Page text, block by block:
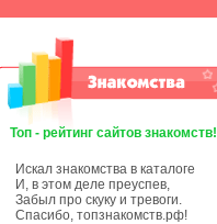
Топ - рейтинг сайтов знакомств!
Искал знакомства в каталоге
И, в этом деле преуспев,
Забыл про скуку и тревоги.
Спасибо, топзнакомств.рф!